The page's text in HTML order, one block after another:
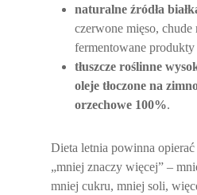
naturalne źródła
czerwone mięso, chude
fermentowane produkty
tłuszcze roślinne
oleje tłoczone na
orzechowe 100%.
Dieta letnia powinna opierać
„mniej znaczy więcej” –
mniej cukru, mniej soli,